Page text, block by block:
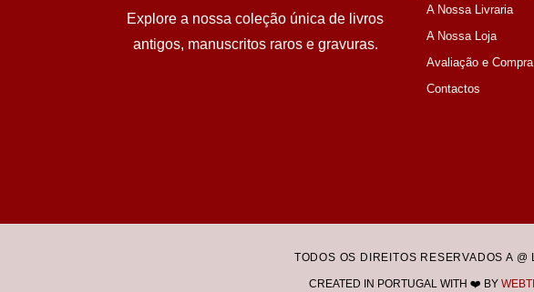
Explore a nossa coleção única de livros
antigos, manuscritos raros e gravuras.
A Nossa Livraria
A Nossa Loja
Avaliação e Compra
Contactos
TODOS OS DIREITOS RESERVADOS A
CREATED IN PORTUGAL WITH ❤️ BY